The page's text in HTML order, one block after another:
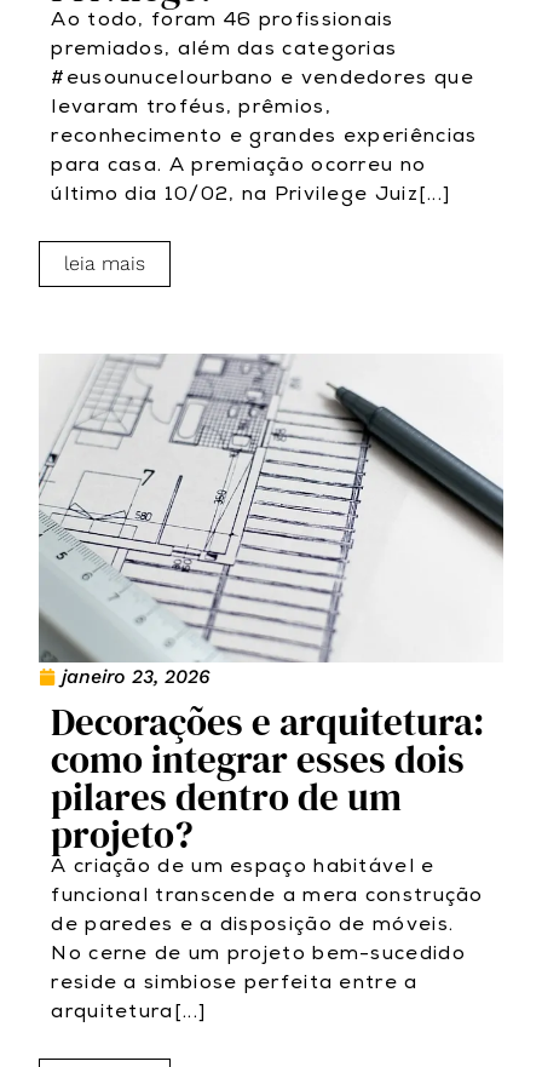
Ao todo, foram 46 profissionais
premiados, além das categorias
#eusounucelourbano e vendedores que
levaram troféus, prêmios,
reconhecimento e grandes experiências
para casa. A premiação ocorreu no
último dia 10/02, na Privilege Juiz[...]
leia mais
janeiro 23, 2026
Decorações e arquitetura:
como integrar esses dois
pilares dentro de um
projeto?
A criação de um espaço habitável e
funcional transcende a mera construção
de paredes e a disposição de móveis.
No cerne de um projeto bem-sucedido
reside a simbiose perfeita entre a
arquitetura[...]